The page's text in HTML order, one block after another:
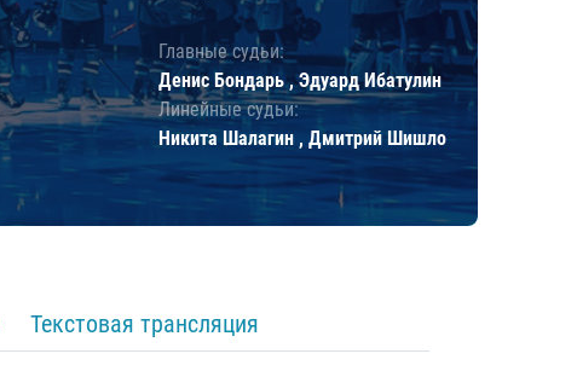
Главные судьи:
Денис Бондарь , Эдуард Ибатулин
Линейные судьи:
Никита Шалагин , Дмитрий Шишло
Текстовая трансляция